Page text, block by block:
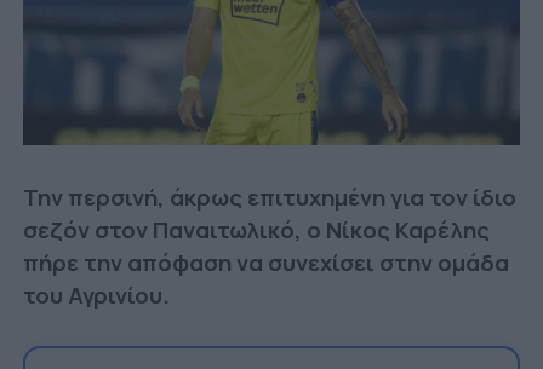
Την περσινή, άκρως επιτυχημένη για τον ίδιο
σεζόν στον Παναιτωλικό, ο Νίκος Καρέλης
πήρε την απόφαση να συνεχίσει στην ομάδα
του Αγρινίου.